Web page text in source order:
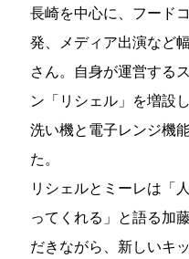
長崎を中心に、フード
発、メディア出演など
さん。自身が運営する
ン「リシェル」を増設
洗い機と電子レンジ機
た。
リシェルとミーレは「
ってくれる」と語る加
だきながら、新しいキ